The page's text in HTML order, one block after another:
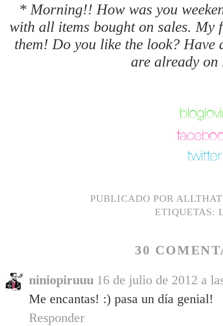
* Morning!! How was you
with all items bought on sales. My
them! Do you like the look? Have
are already
PUBLICADO POR
ETIQUETAS:
30
niniopiruuu 16 de julio de 2012 a
Me encantas! :) pasa un día genial!
Responder